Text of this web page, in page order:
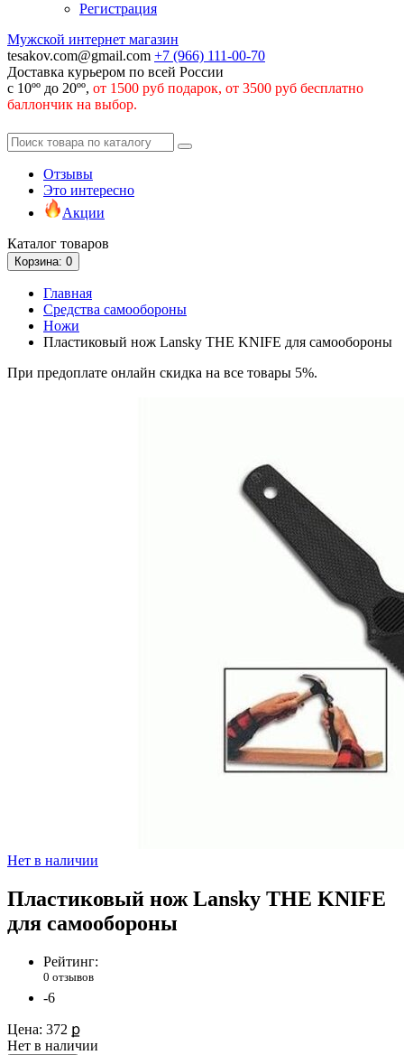
Регистрация
Мужской интернет магазин
tesakov.com@gmail.com +7 (966) 111-00-70
Доставка курьером по всей России
с 10ºº до 20ºº, от 1500 руб подарок, от 3500 руб бесплатно
баллончик на выбор.
Отзывы
Это интересно
Акции
Каталог товаров
Корзина: 0
Главная
Средства самообороны
Ножи
Пластиковый нож Lansky THE KNIFE для самообороны
При предоплате онлайн скидка на все товары 5%.
Нет в наличии
Пластиковый нож Lansky THE KNIFE
для самообороны
Рейтинг:
0 отзывов
-6
Цена: 372 ք
Нет в наличии